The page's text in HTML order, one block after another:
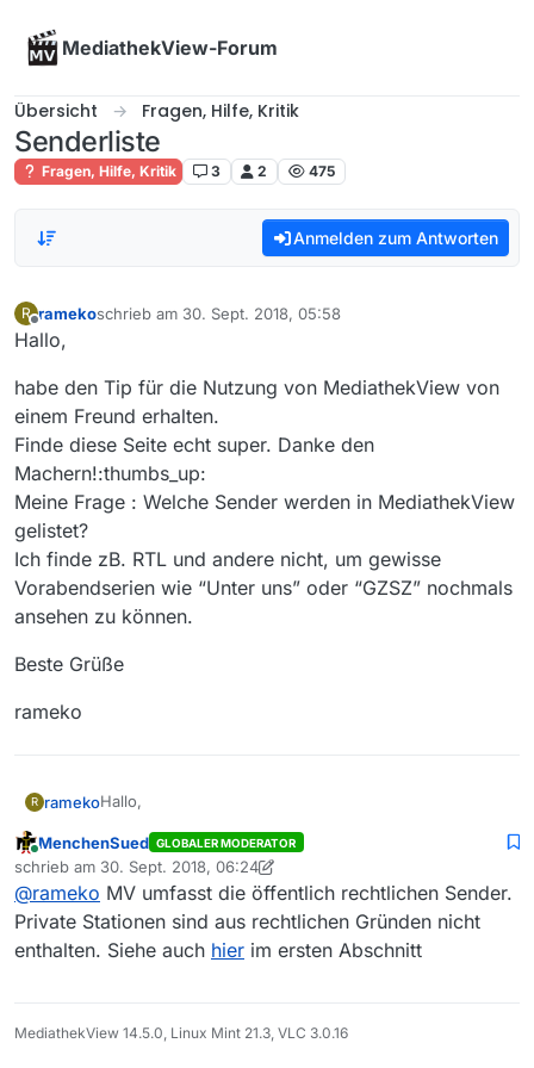
MediathekView-Forum
Übersicht Fragen, Hilfe, Kritik
Senderliste
Fragen, Hilfe, Kritik 3 2 475
Anmelden zum Antworten
R
Offline
ramekoschrieb am 30. Sept. 2018, 05:58
zuletzt editiert von
Hallo,
habe den Tip für die Nutzung von MediathekView von
einem Freund erhalten.
Finde diese Seite echt super. Danke den
Machern!:thumbs_up:
Meine Frage : Welche Sender werden in MediathekView
gelistet?
Ich finde zB. RTL und andere nicht, um gewisse
Vorabendserien wie “Unter uns” oder “GZSZ” nochmals
ansehen zu können.
Beste Grüße
rameko
R ramekoHallo,
habe den Tip für die Nutzung von MediathekView von
einem Freund erhalten.
Finde diese Seite echt super. Danke den
Machern!:thumbs_up:
MediathekView gelistet?
nochmals ansehen zu können.
Beste Grüße
rameko
Online
MenchenSued GLOBALER MODERATOR
schrieb am 30. Sept. 2018, 06:24
zuletzt editiert von MenchenSued
@rameko MV umfasst die öffentlich rechtlichen Sender.
Private Stationen sind aus rechtlichen Gründen nicht
enthalten. Siehe auch hier im ersten Abschnitt
MediathekView 14.5.0, Linux Mint 21.3, VLC 3.0.16